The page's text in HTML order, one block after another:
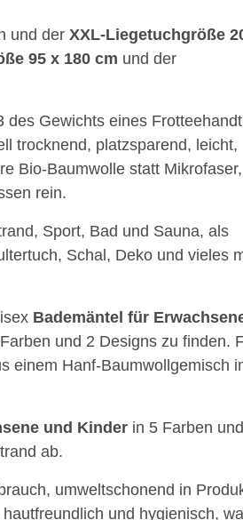
und der XXL-Liegetuchgröße
95 x 180 cm und der
Gewichts eines
trocknend, platzsparend, leicht,
Bio-Baumwolle statt
rein.
Sport, Bad und Sauna, als
Schal, Deko und vieles
Bademäntel für
und 2 Designs zu finden.
einem Hanf-Baumwollgemisch
und Kinder in 5 Farben
ab.
umweltschonend in
und hygienisch,